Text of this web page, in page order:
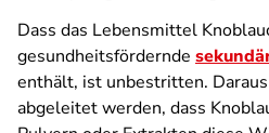
Dass das Lebensmittel
gesundheitsfördernde
enthält, ist unbestritten.
abgeleitet werden, dass